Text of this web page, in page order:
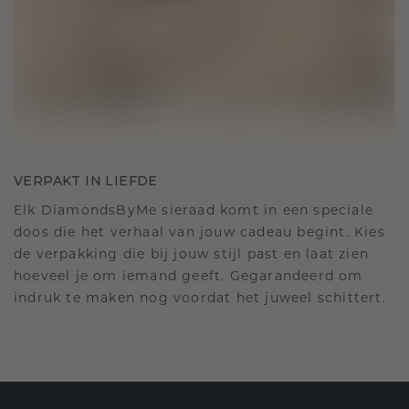
VERPAKT IN LIEFDE
Elk DiamondsByMe sieraad komt in een speciale
doos die het verhaal van jouw cadeau begint. Kies
de verpakking die bij jouw stijl past en laat zien
hoeveel je om iemand geeft. Gegarandeerd om
indruk te maken nog voordat het juweel schittert.